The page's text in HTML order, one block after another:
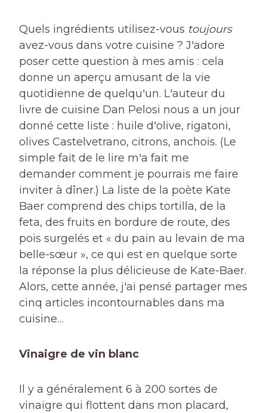
Quels ingrédients utilisez-vous toujours
avez-vous dans votre cuisine ? J'adore
poser cette question à mes amis : cela
donne un aperçu amusant de la vie
quotidienne de quelqu'un. L'auteur du
livre de cuisine Dan Pelosi nous a un jour
donné cette liste : huile d'olive, rigatoni,
olives Castelvetrano, citrons, anchois. (Le
simple fait de le lire m'a fait me
demander comment je pourrais me faire
inviter à dîner.) La liste de la poète Kate
Baer comprend des chips tortilla, de la
feta, des fruits en bordure de route, des
pois surgelés et « du pain au levain de ma
belle-sœur », ce qui est en quelque sorte
la réponse la plus délicieuse de Kate-Baer.
Alors, cette année, j'ai pensé partager mes
cinq articles incontournables dans ma
cuisine…
Vinaigre de vin blanc
Il y a généralement 6 à 200 sortes de
vinaigre qui flottent dans mon placard,